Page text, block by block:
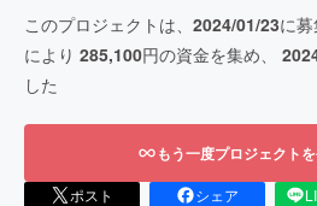
このプロジェクトは、 2024/01/23に募
により 285,100円の資金を集め、
した
もう一度プロジェクト
ポスト シェア